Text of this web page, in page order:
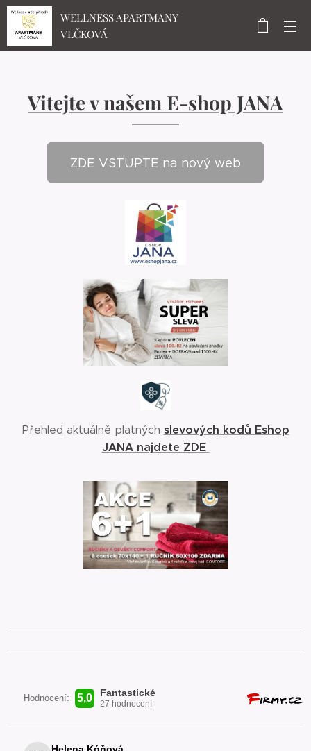
WELLNESS APARTMANY
VLČKOVÁ
Vitejte v našem E-shop JANA
ZDE VSTUPTE na nový web
Přehled aktuálně platných slevových kodů Eshop
JANA najdete ZDE